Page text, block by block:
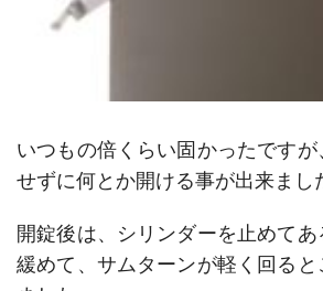
いつもの倍くらい固かったです
せずに何とか開ける事が出来まし
開錠後は、シリンダーを止めてあ
緩めて、サムターンが軽く回ると